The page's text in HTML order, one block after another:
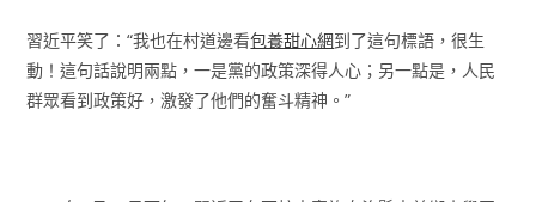
習近平笑了：“我也在村道邊看包養甜心網到了這句標語，很生
動！這句話說明兩點，一是黨的政策深得人心；另一點是，人民
群眾看到政策好，激發了他們的奮斗精神。”